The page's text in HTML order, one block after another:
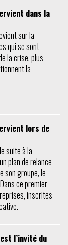
dans la
sur la
qui se sont
la crise, plus
la
lors de
suite à la
plan de relance
son groupe, le
ce premier
inscrites
l’invité du